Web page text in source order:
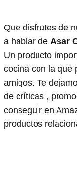
Que disfrutes de
a hablar de Asar
Un producto
cocina con la que
amigos. Te
de críticas ,
conseguir en
productos